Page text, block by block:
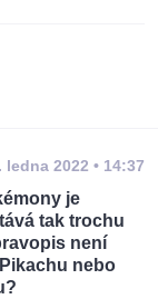
ledna 2022 • 14:37
je
tak trochu
není
nebo